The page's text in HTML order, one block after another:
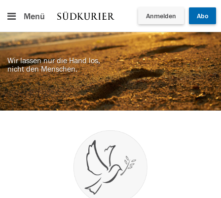
Menü Anmelden Abo
Wir lassen nur die Hand los,
nicht den Menschen.